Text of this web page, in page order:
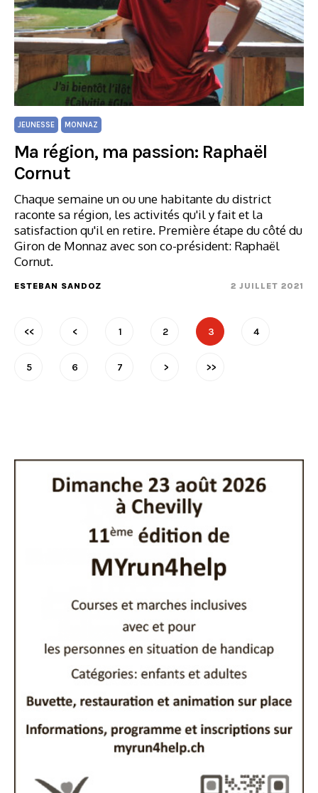
JEUNESSE MONNAZ
Ma région, ma passion: Raphaël
Cornut
Chaque semaine un ou une habitante du district
raconte sa région, les activités qu'il y fait et la
satisfaction qu'il en retire. Première étape du côté du
Giron de Monnaz avec son co-président: Raphaël
Cornut.
ESTEBAN SANDOZ 2 JUILLET 2021
<< < 1 2 3 4
5 6 7 > >>